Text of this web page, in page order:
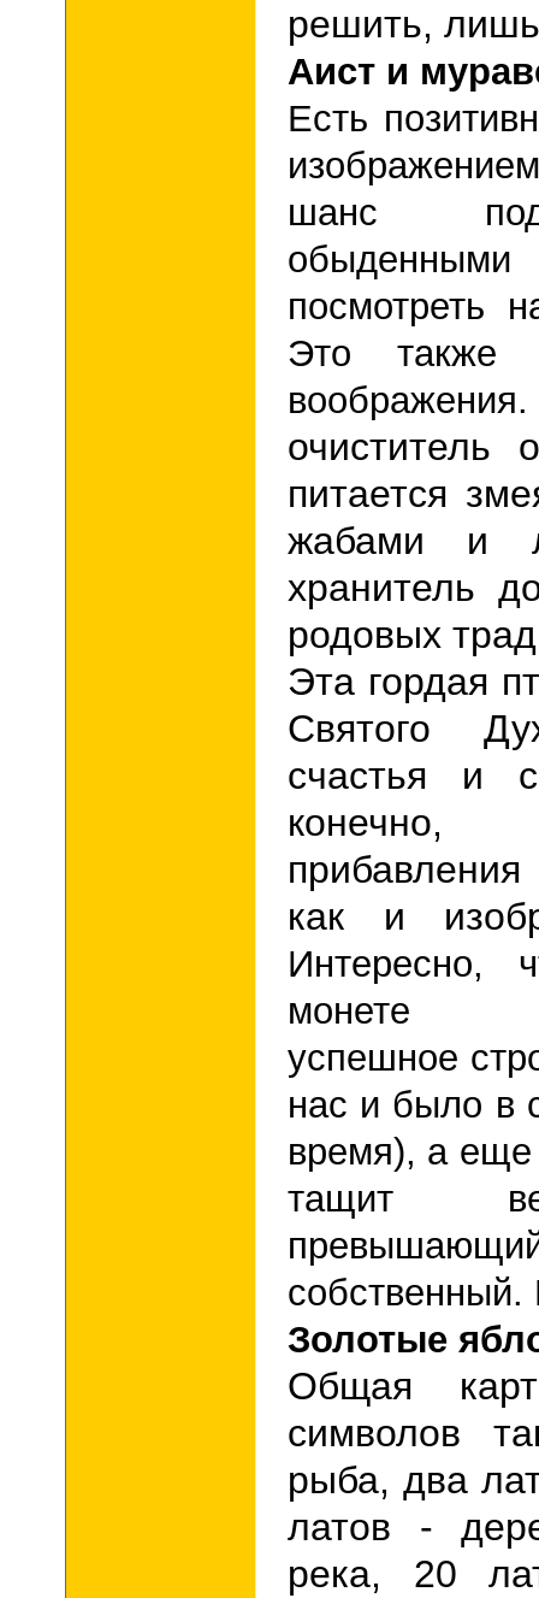
решить,
Аист и
Есть
шанс
посмотреть
Это также
очиститель
питается
жабами и
хранитель
родовых
Эта гордая
Святого
счастья и
как и
Интересно,
монете
успешное
нас и было в
время), а еще
тащит
Золотые
Общая
символов
рыба, два
латов -
река, 20